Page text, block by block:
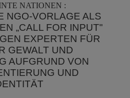
NATIONEN :
NGO-VORLAGE ALS
„CALL FOR INPUT"
EXPERTEN FÜR
GEWALT UND
AUFGRUND VON
UND